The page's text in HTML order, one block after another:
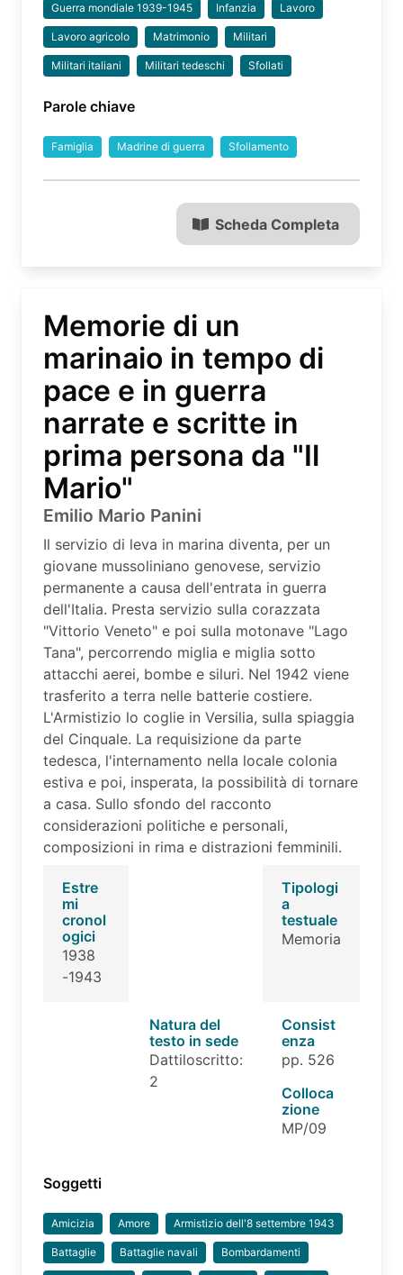
Guerra mondiale 1939-1945 Infanzia Lavoro
Lavoro agricolo Matrimonio Militari
Militari italiani Militari tedeschi Sfollati
Parole chiave
Famiglia Madrine di guerra Sfollamento
Scheda Completa
Memorie di un
marinaio in tempo di
pace e in guerra
narrate e scritte in
prima persona da "Il
Mario"
Emilio Mario Panini
Il servizio di leva in marina diventa, per un
giovane mussoliniano genovese, servizio
permanente a causa dell'entrata in guerra
dell'Italia. Presta servizio sulla corazzata
"Vittorio Veneto" e poi sulla motonave "Lago
Tana", percorrendo miglia e miglia sotto
attacchi aerei, bombe e siluri. Nel 1942 viene
trasferito a terra nelle batterie costiere.
L'Armistizio lo coglie in Versilia, sulla spiaggia
del Cinquale. La requisizione da parte
tedesca, l'internamento nella locale colonia
estiva e poi, insperata, la possibilità di tornare
a casa. Sullo sfondo del racconto
considerazioni politiche e personali,
composizioni in rima e distrazioni femminili.
Estre
mi
cronol
ogici
1938
-1943
Tipologi
a
testuale
Memoria
Natura del
testo in sede
Dattiloscritto:
2
Consist
enza
pp. 526
Colloca
zione
MP/09
Soggetti
Amicizia Amore Armistizio dell'8 settembre 1943
Battaglie Battaglie navali Bombardamenti